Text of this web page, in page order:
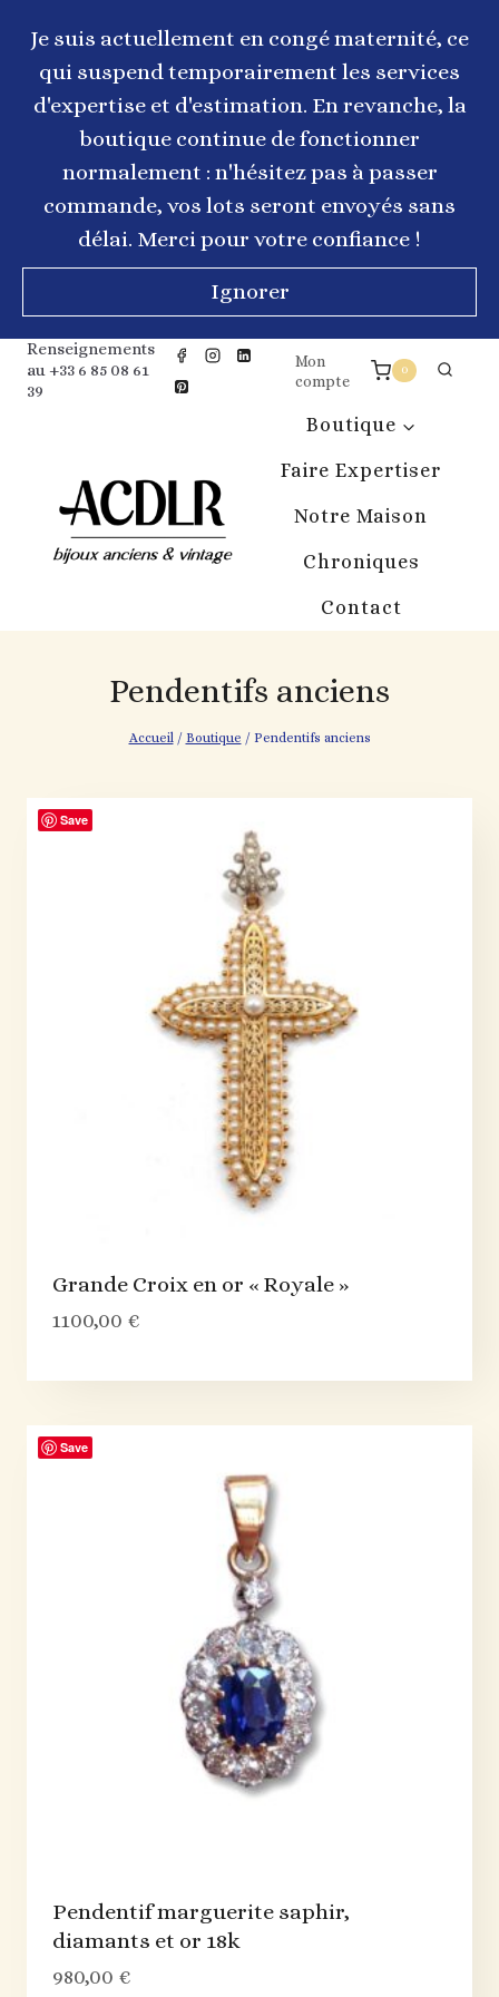
contenuJe suis actuellement en congé maternité, ce
qui suspend temporairement les services
d'expertise et d'estimation. En revanche, la
boutique continue de fonctionner
normalement : n'hésitez pas à passer
commande, vos lots seront envoyés sans
délai. Merci pour votre confiance !
Ignorer
Renseignements
au +33 6 85 08 61
39
Mon
compte
0
Boutique
Faire Expertiser
Notre Maison
Chroniques
Contact
Pendentifs anciens
Accueil / Boutique / Pendentifs anciens
Save
Grande Croix en or « Royale »
1100,00 €
Save
Pendentif marguerite saphir,
diamants et or 18k
980,00 €